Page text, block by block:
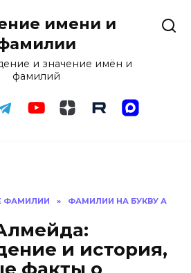
имени и
и значение имён и
фамилий
ФАМИЛИИ » ФАМИЛИИ НА БУКВУ А
и история,